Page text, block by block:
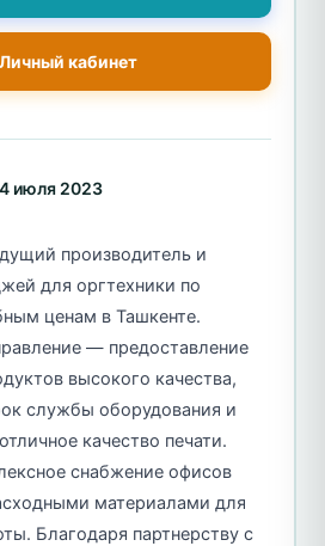
кабинет
июля 2023
производитель и
для оргтехники по
ценам в Ташкенте.
— предоставление
высокого качества,
службы оборудования и
качество печати.
снабжение офисов
материалами для
Благодаря партнерству с